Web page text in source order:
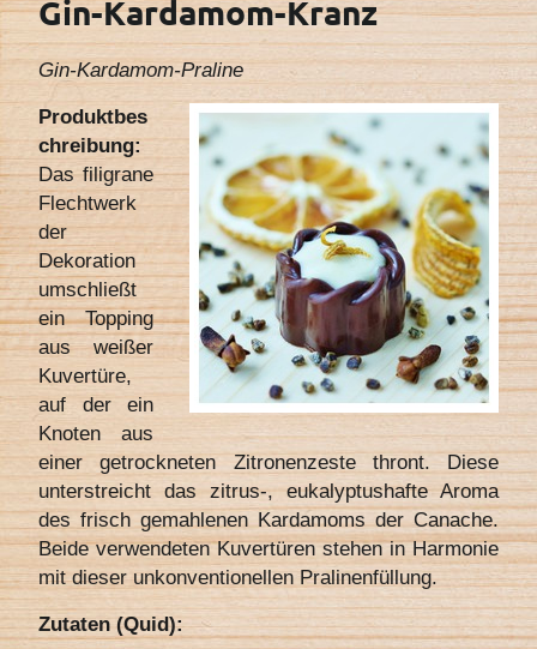
Gin-Kardamom-Kranz
Gin-Kardamom-Praline
Produktbes
chreibung:
Das filigrane
Flechtwerk
der
Dekoration
umschließt
ein Topping
aus weißer
Kuvertüre,
auf der ein
Knoten aus
einer getrockneten Zitronenzeste thront. Diese
unterstreicht das zitrus-, eukalyptushafte Aroma
des frisch gemahlenen Kardamoms der Canache.
Beide verwendeten Kuvertüren stehen in Harmonie
mit dieser unkonventionellen Pralinenfüllung.
Zutaten (Quid):